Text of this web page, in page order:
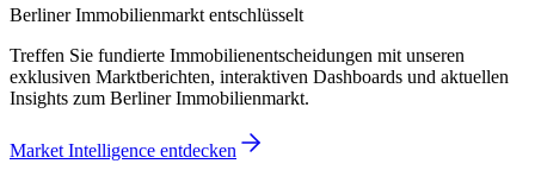
Berliner Immobilienmarkt entschlüsselt
Treffen Sie fundierte Immobilienentscheidungen mit unseren
exklusiven Marktberichten, interaktiven Dashboards und aktuellen
Insights zum Berliner Immobilienmarkt.
Market Intelligence entdecken